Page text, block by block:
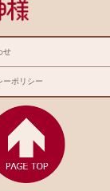
せ
ーポリシー